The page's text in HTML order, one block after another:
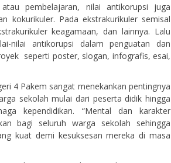
pembelajaran, nilai antikorupsi juga
kokurikuler. Pada ekstrakurikuler semisal
keagamaan, dan lainnya. Lalu
nilai antikorupsi dalam penguatan dan
seperti poster, slogan, infografis, esai,
4 Pakem sangat menekankan pentingnya
sekolah mulai dari peserta didik hingga
kependidikan. “Mental dan karakter
bagi seluruh warga sekolah sehingga
kuat demi kesuksesan mereka di masa